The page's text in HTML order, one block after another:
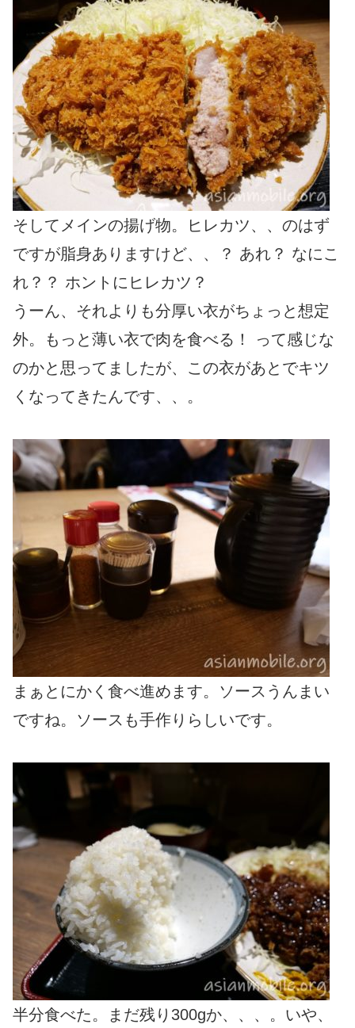
そしてメインの揚げ物。ヒレカツ、、のはず
ですが脂身ありますけど、、？ あれ？ なにこ
れ？？ ホントにヒレカツ？
うーん、それよりも分厚い衣がちょっと想定
外。もっと薄い衣で肉を食べる！ って感じな
のかと思ってましたが、この衣があとでキツ
くなってきたんです、、。
まぁとにかく食べ進めます。ソースうんまい
ですね。ソースも手作りらしいです。
半分食べた。まだ残り300gか、、、。いや、